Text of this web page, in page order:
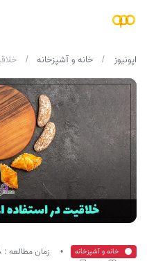
اپونیوز خانه و آشپزخانه
خانه و آشپزخانه زمان مطالعه : 8 دقیقه